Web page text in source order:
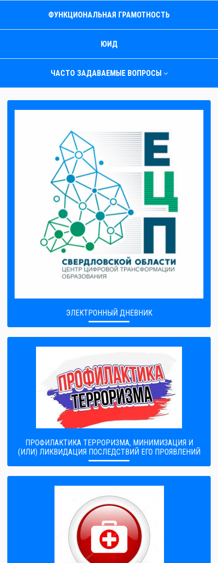
ФУНКЦИОНАЛЬНАЯ ГРАМОТНОСТЬ
ЮИД
ЧАСТО ЗАДАВАЕМЫЕ ВОПРОСЫ
ЭЛЕКТРОННЫЙ ДНЕВНИК
ПРОФИЛАКТИКА ТЕРРОРИЗМА, МИНИМИЗАЦИЯ И
(ИЛИ) ЛИКВИДАЦИЯ ПОСЛЕДСТВИЙ ЕГО ПРОЯВЛЕНИЙ